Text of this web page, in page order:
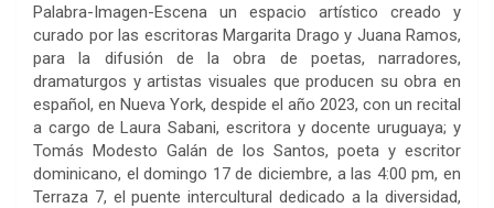
Palabra-Imagen-Escena un espacio artístico creado y
curado por las escritoras Margarita Drago y Juana Ramos,
para la difusión de la obra de poetas, narradores,
dramaturgos y artistas visuales que producen su obra en
español, en Nueva York, despide el año 2023, con un recital
a cargo de Laura Sabani, escritora y docente uruguaya; y
Tomás Modesto Galán de los Santos, poeta y escritor
dominicano, el domingo 17 de diciembre, a las 4:00 pm, en
Terraza 7, el puente intercultural dedicado a la diversidad,